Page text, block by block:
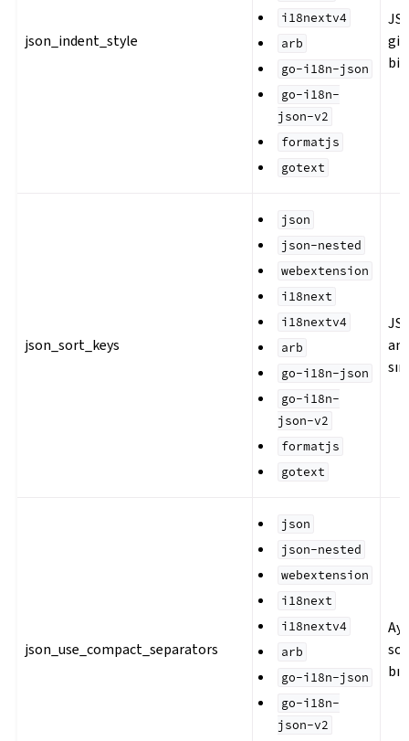
json_indent_style
i18nextv4
arb
go-i18n-json
go-i18n-
json-v2
formatjs
gotext
json_sort_keys
json
json-nested
webextension
i18next
i18nextv4
arb
go-i18n-json
go-i18n-
json-v2
formatjs
gotext
json_use_compact_separators
json
json-nested
webextension
i18next
i18nextv4
arb
go-i18n-json
go-i18n-
json-v2